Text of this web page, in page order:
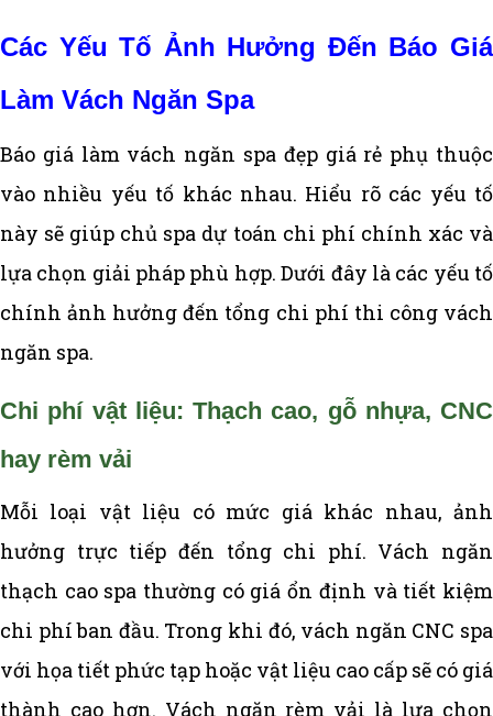
Các Yếu Tố Ảnh Hưởng Đến Báo Giá
Làm Vách Ngăn Spa
Báo giá làm vách ngăn spa đẹp giá rẻ phụ thuộc
vào nhiều yếu tố khác nhau. Hiểu rõ các yếu tố
này sẽ giúp chủ spa dự toán chi phí chính xác và
lựa chọn giải pháp phù hợp. Dưới đây là các yếu tố
chính ảnh hưởng đến tổng chi phí thi công vách
ngăn spa.
Chi phí vật liệu: Thạch cao, gỗ nhựa, CNC
hay rèm vải
Mỗi loại vật liệu có mức giá khác nhau, ảnh
hưởng trực tiếp đến tổng chi phí. Vách ngăn
thạch cao spa thường có giá ổn định và tiết kiệm
chi phí ban đầu. Trong khi đó, vách ngăn CNC spa
với họa tiết phức tạp hoặc vật liệu cao cấp sẽ có giá
thành cao hơn. Vách ngăn rèm vải là lựa chọn